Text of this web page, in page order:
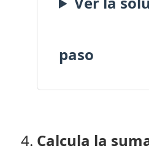
paso
Calcula la